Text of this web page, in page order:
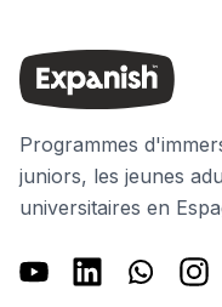
Programmes
juniors, les jeunes
universitaires en